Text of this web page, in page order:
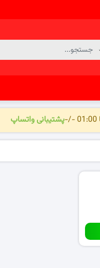
پشتیبانی واتساپ